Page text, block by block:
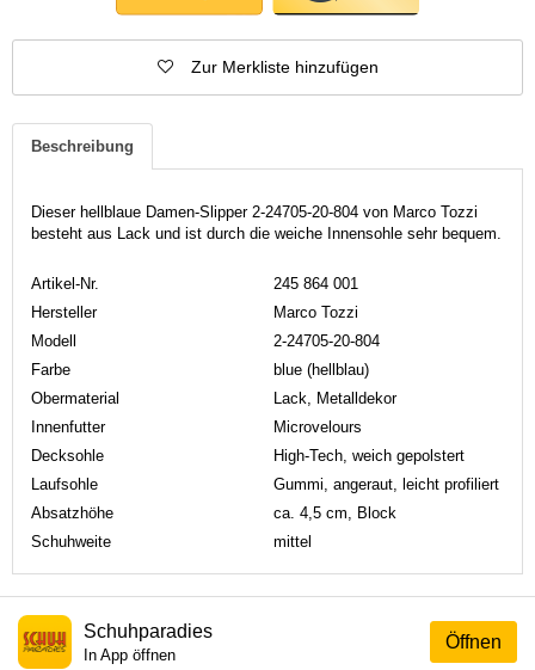
Zur Merkliste hinzufügen
Beschreibung
Dieser hellblaue Damen-Slipper 2-24705-20-804 von Marco Tozzi
besteht aus Lack und ist durch die weiche Innensohle sehr bequem.
Artikel-Nr.
245 864 001
Hersteller
Marco Tozzi
Modell
2-24705-20-804
Farbe
blue (hellblau)
Obermaterial
Lack, Metalldekor
Innenfutter
Microvelours
Decksohle
High-Tech, weich gepolstert
Laufsohle
Gummi, angeraut, leicht profiliert
Absatzhöhe
ca. 4,5 cm, Block
Schuhweite
mittel
Öffnen
Schuhparadies
In App öffnen